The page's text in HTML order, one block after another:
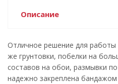
Описание
Отличное решение для
же грунтовки, побелки на
составов на обои, размывки
надежно закреплена